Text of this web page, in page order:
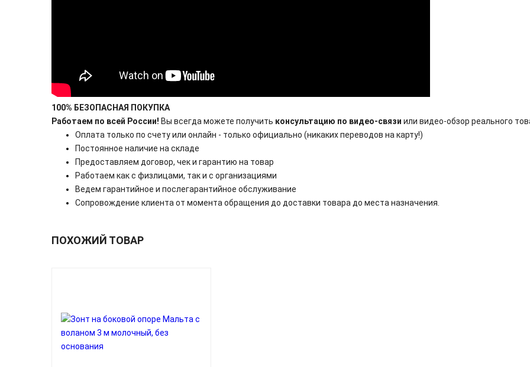
100% БЕЗОПАСНАЯ ПОКУПКА
Работаем по всей России! Вы всегда можете получить консультацию по видео-связи или видео-обзор реального
Оплата только по счету или онлайн - только официально (никаких переводов на карту!)
Постоянное наличие на складе
Предоставляем договор, чек и гарантию на товар
Работаем как с физлицами, так и с организациями
Ведем гарантийное и послегарантийное обслуживание
Сопровождение клиента от момента обращения до доставки товара до места назначения.
ПОХОЖИЙ ТОВАР